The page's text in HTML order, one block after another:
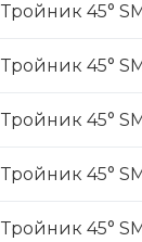
Тройник 45°
Тройник 45°
Тройник 45°
Тройник 45°
Тройник 45°